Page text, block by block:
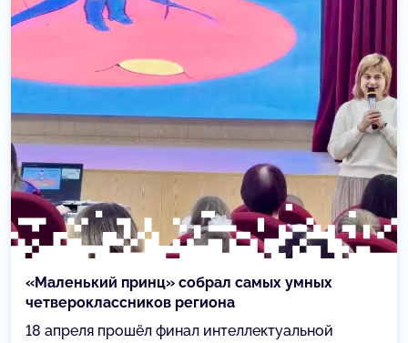
«Маленький принц» собрал самых умных
четвероклассников региона
18 апреля прошёл финал интеллектуальной